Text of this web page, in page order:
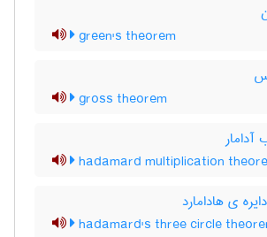
green's theorem
gross theorem
hadamard multiplication
ی هادامارد
hadamard's three circle